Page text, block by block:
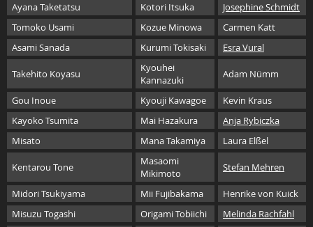
Ayana Taketatsu Kotori Itsuka
Josephine Schmidt
Tomoko Usami
Kozue Minowa
Carmen Katt
Asami Sanada
Kurumi Tokisaki Esra Vural
Takehito Koyasu
Kyouhei
Kannazuki
Adam Nümm
Gou Inoue Kyouji Kawagoe
Kevin Kraus
Kayoko Tsumita
Mai Hazakura
Anja Rybiczka
Misato
Mana Takamiya Laura Elßel
Kentarou Tone
Masaomi
Mikimoto
Stefan Mehren
Midori Tsukiyama Mii Fujibakama
Henrike von Kuick
Misuzu Togashi
Origami Tobiichi Melinda Rachfahl